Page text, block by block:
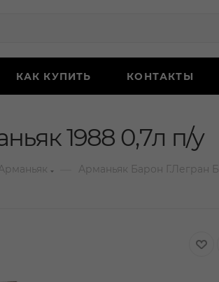
КАК КУПИТЬ КОНТАКТЫ
1988 0,7л п/у
Арманьяк Барон Г.Легран